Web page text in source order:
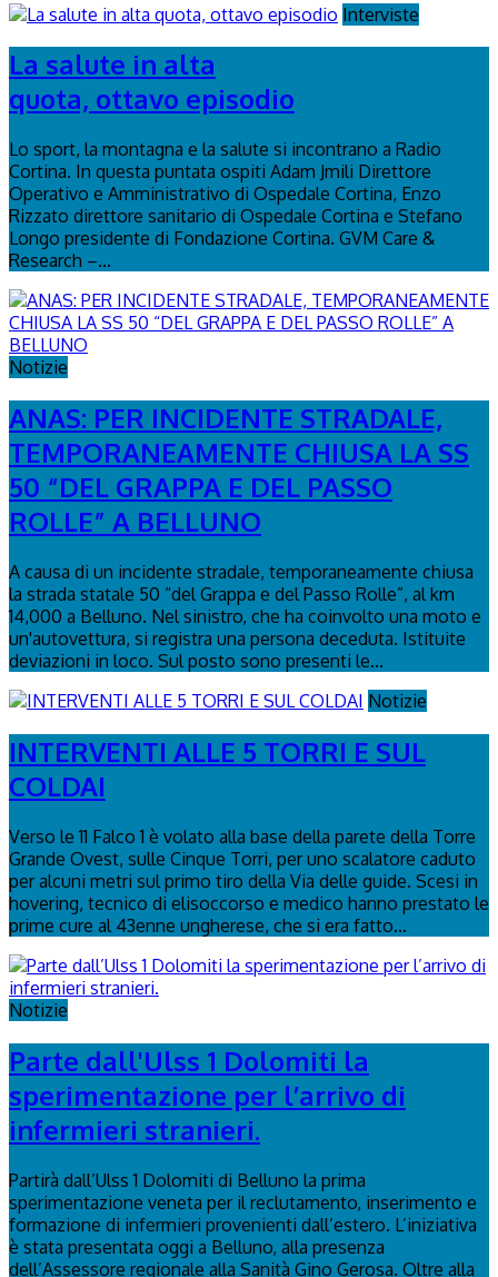
Interviste
La salute in alta
quota, ottavo episodio
Lo sport, la montagna e la salute si incontrano a Radio
Cortina. In questa puntata ospiti Adam Jmili Direttore
Operativo e Amministrativo di Ospedale Cortina, Enzo
Rizzato direttore sanitario di Ospedale Cortina e Stefano
Longo presidente di Fondazione Cortina. GVM Care &
Research –...
Notizie
ANAS: PER INCIDENTE STRADALE,
TEMPORANEAMENTE CHIUSA LA SS
50 “DEL GRAPPA E DEL PASSO
ROLLE” A BELLUNO
A causa di un incidente stradale, temporaneamente chiusa
la strada statale 50 “del Grappa e del Passo Rolle”, al km
14,000 a Belluno. Nel sinistro, che ha coinvolto una moto e
un'autovettura, si registra una persona deceduta. Istituite
deviazioni in loco. Sul posto sono presenti le...
Notizie
INTERVENTI ALLE 5 TORRI E SUL
COLDAI
Verso le 11 Falco 1 è volato alla base della parete della Torre
Grande Ovest, sulle Cinque Torri, per uno scalatore caduto
per alcuni metri sul primo tiro della Via delle guide. Scesi in
hovering, tecnico di elisoccorso e medico hanno prestato le
prime cure al 43enne ungherese, che si era fatto...
Notizie
Parte dall'Ulss 1 Dolomiti la
sperimentazione per l’arrivo di
infermieri stranieri.
Partirà dall’Ulss 1 Dolomiti di Belluno la prima
sperimentazione veneta per il reclutamento, inserimento e
formazione di infermieri provenienti dall’estero. L’iniziativa
è stata presentata oggi a Belluno, alla presenza
dell’Assessore regionale alla Sanità Gino Gerosa. Oltre alla